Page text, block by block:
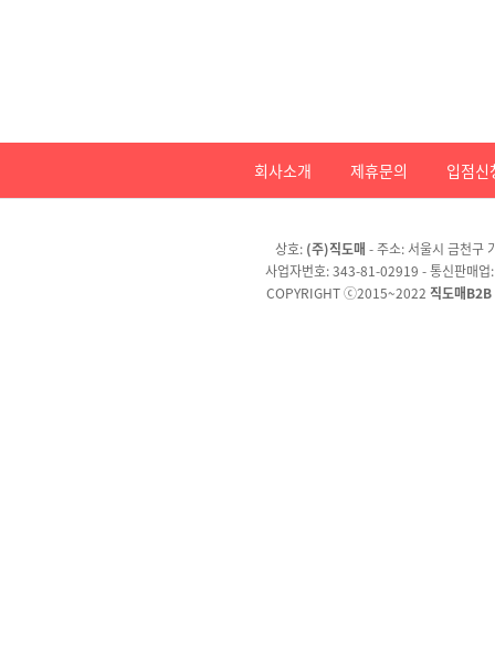
회사소개 제휴문의 입점신
상호: (주)직도매 - 주소: 서울시 금천구
사업자번호: 343-81-02919 - 통신판매
COPYRIGHT ⓒ2015~2022 직도매B2B